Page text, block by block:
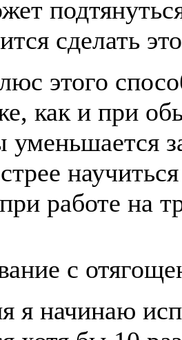
сделать
этого
как и при
уменьшается
работе на
с
я начинаю